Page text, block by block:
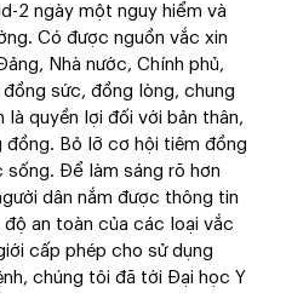
2 ngày một nguy hiểm và
Có được nguồn vắc xin
Nhà nước, Chính phủ,
sức, đồng lòng, chung
quyền lợi đối với bản thân,
đồng. Bỏ lỡ cơ hội tiêm đồng
Để làm sáng rõ hơn
dân nắm được thông tin
an toàn của các loại vắc
cấp phép cho sử dụng
chúng tôi đã tới Đại học Y